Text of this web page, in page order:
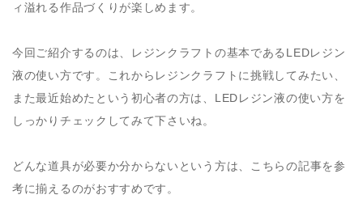
ィ溢れる作品づくりが楽しめます。
今回ご紹介するのは、レジンクラフトの基本であるLEDレジン
液の使い方です。これからレジンクラフトに挑戦してみたい、
また最近始めたという初心者の方は、LEDレジン液の使い方を
しっかりチェックしてみて下さいね。
どんな道具が必要か分からないという方は、こちらの記事を参
考に揃えるのがおすすめです。